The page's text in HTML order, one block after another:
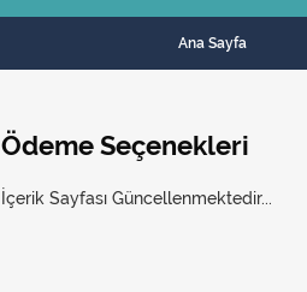
Ana Sayfa
Ödeme Seçenekleri
İçerik Sayfası Güncellenmektedir...